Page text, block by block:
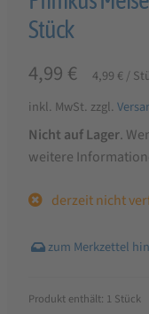
Stück
4,99 € 4,99 €/
inkl. MwSt. zzgl.
Nicht auf Lager.
weitere
derzeit nicht
Produkt enthält: 1 Stück